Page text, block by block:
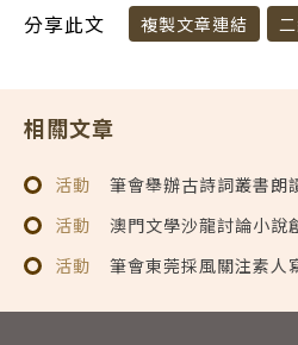
分享此文 複製文章連結
相關文章
活動
筆會舉辦古詩詞叢書朗
活動
澳門文學沙龍討論小說
活動
筆會東莞採風關注素人